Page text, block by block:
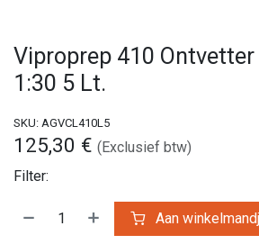
Viproprep 410 Ontvetter
1:30 5 Lt.
SKU: AGVCL410L5
125,30 € (Exclusief btw)
Filter:
Aan